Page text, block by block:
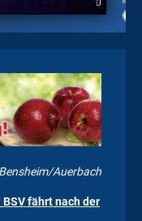
Auerbach
BSV fährt nach der